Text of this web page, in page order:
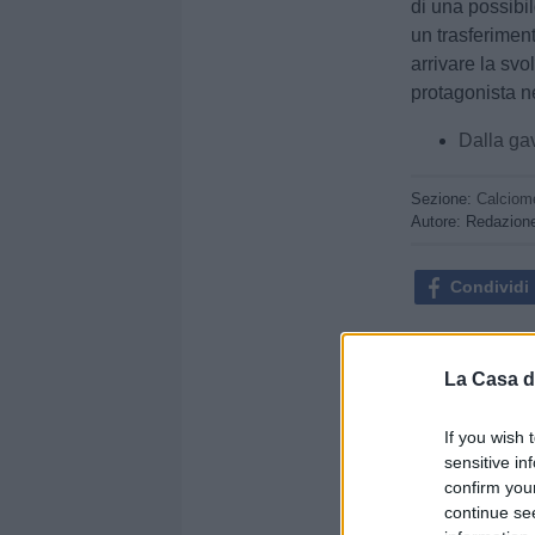
La Casa
If you wish
sensitive
confirm
continue
di una
un
arrivare la
protagonista
Dalla
Sezione:
Autore:
Condividi